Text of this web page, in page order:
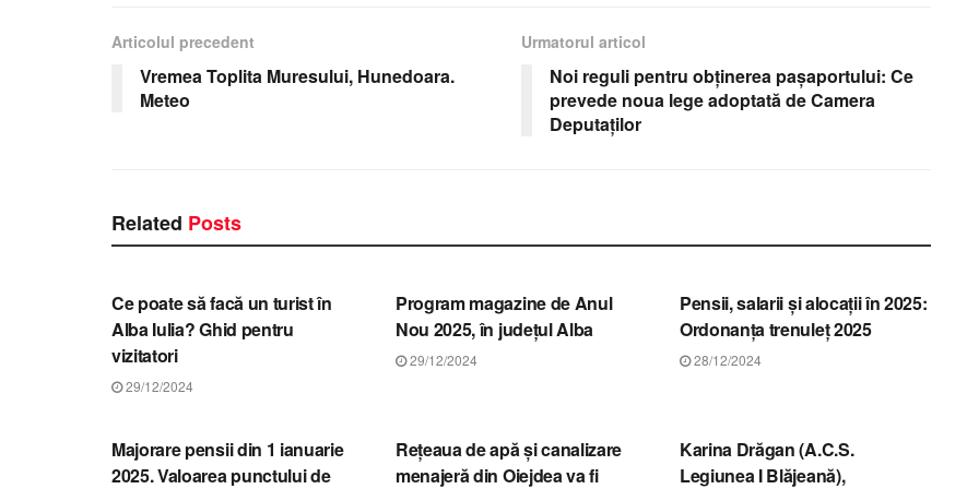
Articolul precedent
Vremea Toplita Muresului, Hunedoara.
Meteo
Urmatorul articol
Noi reguli pentru obținerea pașaportului: Ce
prevede noua lege adoptată de Camera
Deputaților
Related Posts
Ce poate să facă un turist în
Alba Iulia? Ghid pentru
vizitatori
29/12/2024
Program magazine de Anul
Nou 2025, în județul Alba
29/12/2024
Pensii, salarii și alocații în 2025:
Ordonanța trenuleț 2025
28/12/2024
Majorare pensii din 1 ianuarie
2025. Valoarea punctului de
Rețeaua de apă și canalizare
menajeră din Oiejdea va fi
Karina Drăgan (A.C.S.
Legiunea I Blăjeană),